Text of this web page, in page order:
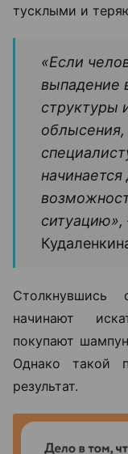
тусклыми и
«Если
выпадение
структуры
облысения,
начинают
покупают
Однако такой
результат.